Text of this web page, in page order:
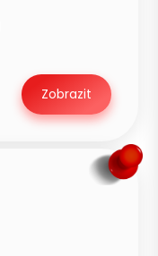
Zobrazit